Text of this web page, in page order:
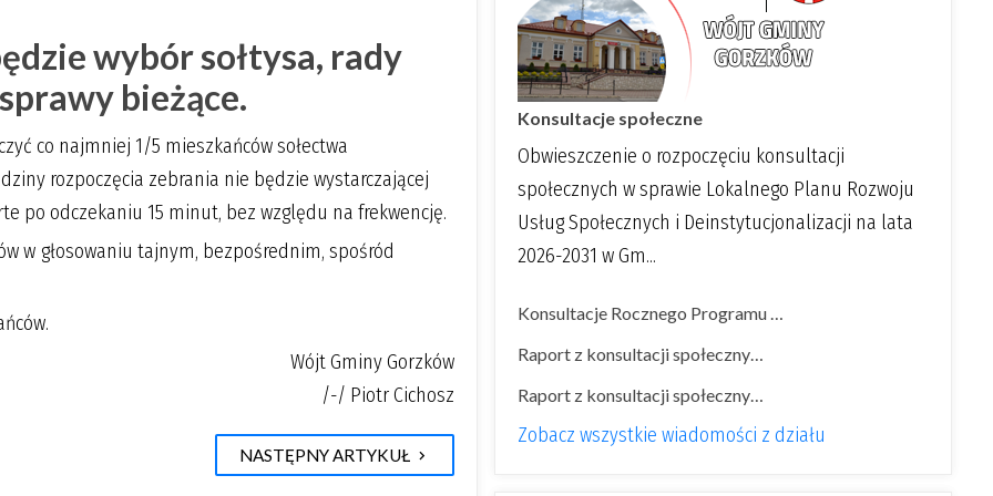
wybór sołtysa, rady
bieżące.
co najmniej 1/5 mieszkańców sołectwa
rozpoczęcia zebrania nie będzie wystarczającej
po odczekaniu 15 minut, bez względu na frekwencję.
w głosowaniu tajnym, bezpośrednim, spośród
Wójt Gminy Gorzków
/-/ Piotr Cichosz
NASTĘPNY ARTYKUŁ
Konsultacje społeczne
Obwieszczenie o rozpoczęciu konsultacji
społecznych w sprawie Lokalnego Planu Rozwoju
Usług Społecznych i Deinstytucjonalizacji na lata
2026-2031 w Gm...
Konsultacje Rocznego Programu …
Raport z konsultacji społeczny…
Raport z konsultacji społeczny…
Zobacz wszystkie wiadomości z działu